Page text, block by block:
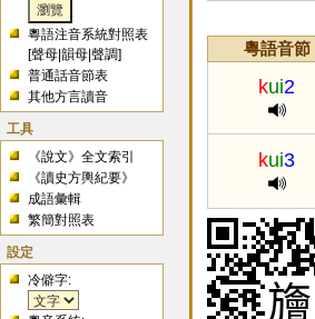
粵語注音系統對照表
[聲母 |韻母 |聲調]
普通話音節表
其他方言讀音
工具
《說文》全文索引
《讀史方輿紀要》
成語彙輯
繁簡對照表
設定
冷僻字:
粵語音節
kui2
kui3